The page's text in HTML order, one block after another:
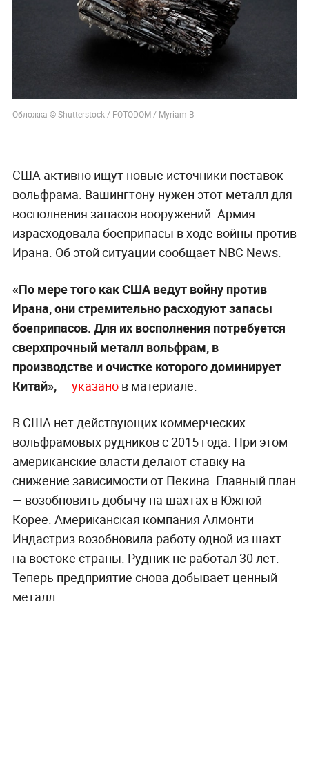
Обложка © Shutterstock / FOTODOM / Myriam B
США активно ищут новые источники поставок
вольфрама. Вашингтону нужен этот металл для
восполнения запасов вооружений. Армия
израсходовала боеприпасы в ходе войны против
Ирана. Об этой ситуации сообщает NBC News.
«По мере того как США ведут войну против
Ирана, они стремительно расходуют запасы
боеприпасов. Для их восполнения потребуется
сверхпрочный металл вольфрам, в
производстве и очистке которого доминирует
Китай»,— указанов материале.
В США нет действующих коммерческих
вольфрамовых рудников с 2015 года. При этом
американские власти делают ставку на
снижение зависимости от Пекина. Главный план
— возобновить добычу на шахтах в Южной
Корее. Американская компания Алмонти
Индастриз возобновила работу одной из шахт
на востоке страны. Рудник не работал 30 лет.
Теперь предприятие снова добывает ценный
металл.